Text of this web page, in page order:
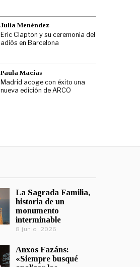
Julia Menéndez
Eric Clapton y su ceremonia del
adiós en Barcelona
Paula Macías
Madrid acoge con éxito una
nueva edición de ARCO
La Sagrada Familia,
historia de un
monumento
interminable
8 junio, 2026
Anxos Fazáns:
«Siempre busqué